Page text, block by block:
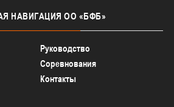
НАВИГАЦИЯ ОО «БФБ»
Руководство
Соревнования
Контакты